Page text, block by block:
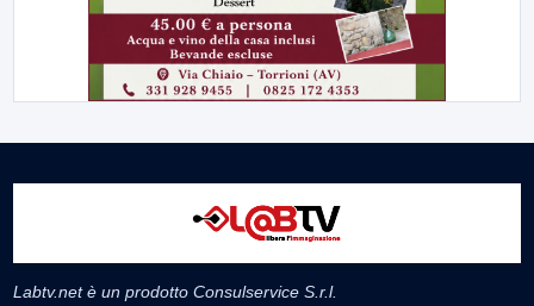
Labtv.net è un prodotto Consulservice S.r.l.